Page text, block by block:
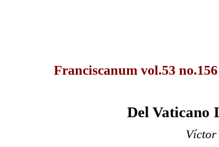
Franciscanum vol.53
Del Vaticano
Víctor